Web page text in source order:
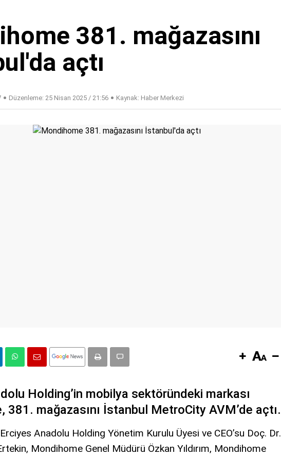
381. mağazasını
açtı
Düzenleme: 25 Nisan 2025 / 21:56 Kaynak: Haber Merkezi
Holding’in mobilya sektöründeki markası
381. mağazasını İstanbul MetroCity AVM’de açtı.
Anadolu Holding Yönetim Kurulu Üyesi ve CEO’su Doç. Dr.
Mondihome Genel Müdürü Özkan Yıldırım, Mondihome